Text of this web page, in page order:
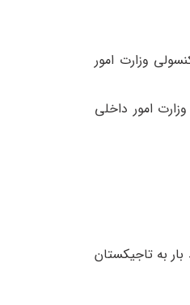
وزارت امور
از وزارت امور داخلی
به تاجیکستان